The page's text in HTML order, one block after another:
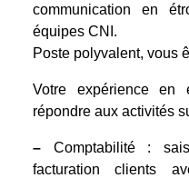
communication en
équipes CNI.
Poste polyvalent, vous
Votre expérience en
répondre aux activités
–Comptabilité :
facturation clients